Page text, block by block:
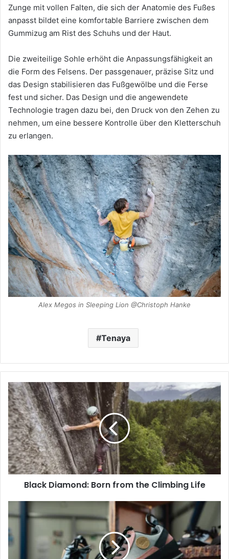
Zunge mit vollen Falten, die sich der Anatomie des Fußes
anpasst bildet eine komfortable Barriere zwischen dem
Gummizug am Rist des Schuhs und der Haut.
Die zweiteilige Sohle erhöht die Anpassungsfähigkeit an
die Form des Felsens. Der passgenauer, präzise Sitz und
das Design stabilisieren das Fußgewölbe und die Ferse
fest und sicher. Das Design und die angewendete
Technologie tragen dazu bei, den Druck von den Zehen zu
nehmen, um eine bessere Kontrolle über den Kletterschuh
zu erlangen.
Alex Megos in Sleeping Lion @Christoph Hanke
Tenaya
Black
Diamond:
Born
from
the
Climbing
Life
Black Diamond: Born from the Climbing Life
Hanwag
Rotpunkt
Low
LL